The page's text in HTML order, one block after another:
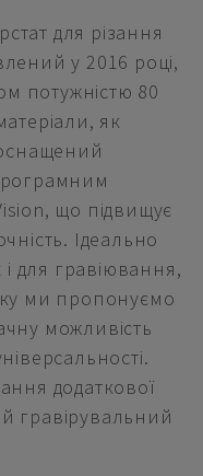
для різання
у 2016 році,
потужністю 80
як
що підвищує
Ідеально
і для гравіювання,
ми пропонуємо
можливість
додаткової
гравірувальний